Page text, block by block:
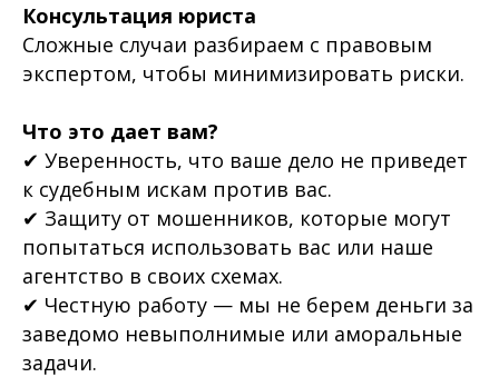
Консультация юриста
Сложные случаи разбираем с правовым
экспертом, чтобы минимизировать риски.
Что это дает вам?
✔ Уверенность, что ваше дело не приведет
к судебным искам против вас.
✔ Защиту от мошенников, которые могут
попытаться использовать вас или наше
агентство в своих схемах.
✔ Честную работу — мы не берем деньги за
заведомо невыполнимые или аморальные
задачи.
+7 (905) 269-38-50
tet-a-tat.spb@mail.ru
Работаем онлайн
КРУГЛОСУТОЧНО
Позвоните или напишите нам в
мессенджер
Получите бесплатную
консультацию!